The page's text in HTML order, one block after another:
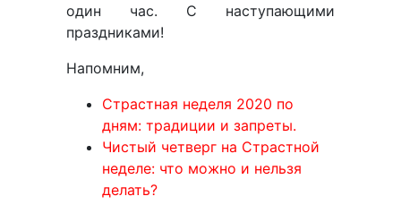
один час. С наступающими
праздниками!
Напомним,
Страстная неделя 2020 по
дням: традиции и запреты.
Чистый четверг на Страстной
неделе: что можно и нельзя
делать?